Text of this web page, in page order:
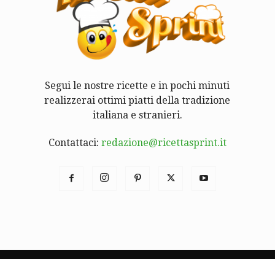
Segui le nostre ricette e in pochi minuti
realizzerai ottimi piatti della tradizione
italiana e stranieri.
Contattaci: redazione@ricettasprint.it